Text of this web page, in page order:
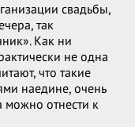
свадьбы,
так
Как ни
не одна
что такие
наедине, очень
можно отнести к